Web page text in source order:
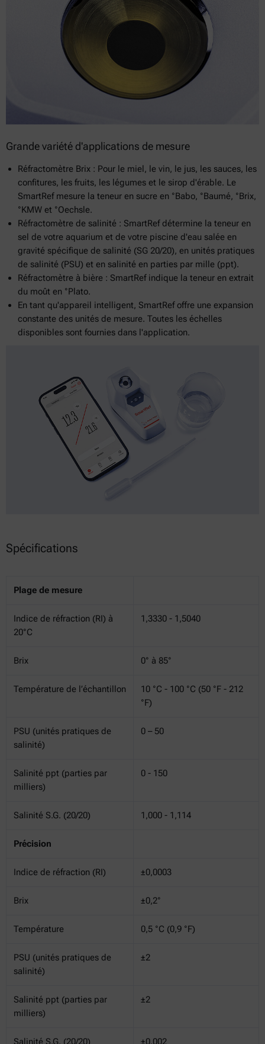
Grande variété d'applications de mesure
Réfractomètre Brix : Pour le miel, le vin, le jus, les sauces, les
confitures, les fruits, les légumes et le sirop d'érable. Le
SmartRef mesure la teneur en sucre en °Babo, °Baumé, °Brix,
°KMW et °Oechsle.
Réfractomètre de salinité : SmartRef détermine la teneur en
sel de votre aquarium et de votre piscine d'eau salée en
gravité spécifique de salinité (SG 20/20), en unités pratiques
de salinité (PSU) et en salinité en parties par mille (ppt).
Réfractomètre à bière : SmartRef indique la teneur en extrait
du moût en °Plato.
En tant qu'appareil intelligent, SmartRef offre une expansion
constante des unités de mesure. Toutes les échelles
disponibles sont fournies dans l'application.
Spécifications
Plage de mesure
Indice de réfraction (RI) à
20°C
1,3330 - 1,5040
Brix 0° à 85°
Température de l’échantillon
10 °C - 100 °C (50 °F - 212
°F)
PSU (unités pratiques de
salinité)
0 – 50
Salinité ppt (parties par
milliers)
0 - 150
Salinité S.G. (20/20) 1,000 - 1,114
Précision
Indice de réfraction (RI) ±0,0003
Brix ±0,2°
Température 0,5 °C (0,9 °F)
PSU (unités pratiques de
salinité)
±2
Salinité ppt (parties par
milliers)
±2
Salinité S.G. (20/20) ±0.002